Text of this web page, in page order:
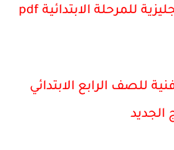
توزيع منهج اللغة الانجليزية للمرحلة الابتدائية pdf
للصف الرابع الابتدائي
الجديد